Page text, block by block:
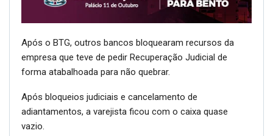
Após o BTG, outros bancos bloquearam recursos da
empresa que teve de pedir Recuperação Judicial de
forma atabalhoada para não quebrar.
Após bloqueios judiciais e cancelamento de
adiantamentos, a varejista ficou com o caixa quase
vazio.